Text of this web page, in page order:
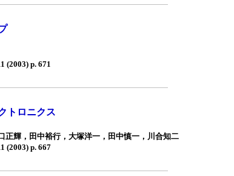
(2003) p. 671
トロニクス
正輝，田中裕行，大塚洋一，田中慎一，川合知二
(2003) p. 667